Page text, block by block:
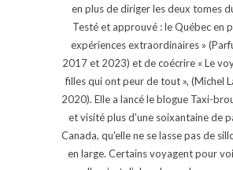
en plus de diriger les deux tomes
Testé et approuvé : le Québec en
expériences extraordinaires »
2017 et 2023) et de coécrire « Le
filles qui ont peur de tout », (Michel
2020). Elle a lancé le blogue Taxi-
et visité plus d'une soixantaine de
Canada, qu'elle ne se lasse pas de
en large. Certains voyagent pour